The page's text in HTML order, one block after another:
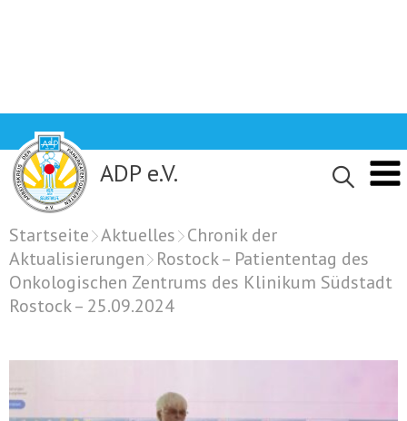
to
content
ADP e.V.
Startseite Aktuelles Chronik der
Aktualisierungen
Rostock – Patiententag des
Onkologischen Zentrums des Klinikum Südstadt
Rostock – 25.09.2024